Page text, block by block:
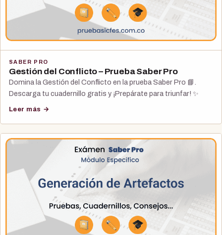
SABER PRO
Gestión del Conflicto – Prueba Saber Pro
Domina la Gestión del Conflicto en la prueba Saber Pro 📘.
Descarga tu cuadernillo gratis y ¡Prepárate para triunfar! ✨
Leer más →